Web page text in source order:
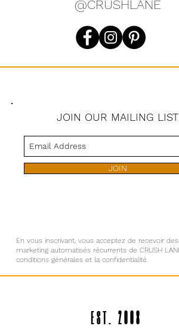
@CRUSHLANE
JOIN OUR MAILING LIST
JOIN
En vous inscrivant, vous acceptez de recevoir
marketing automatisés récurrents de CRUSH
conditions générales et la confidentialité.
EST. 2008